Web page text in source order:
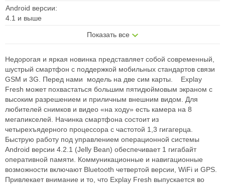
Android версии:
4.1 и выше
Показать все
Недорогая и яркая новинка представляет собой современный,
шустрый смартфон с поддержкой мобильных стандартов связи
GSM и 3G. Перед нами ­ модель на две сим­ карты. Explay
Fresh может похвастаться большим пятидюймовым экраном c
высоким разрешением и приличным внешним видом. Для
любителей снимков и видео «на ходу» есть камера на 8
мегапикселей. Начинка смартфона состоит из
четырехъядерного процессора с частотой 1,3 гигагерца.
Быструю работу под управлением операционной системы
Android версии 4.2.1 (Jelly Bean) обеспечивает 1 гигабайт
оперативной памяти. Коммуникационные и навигационные
возможности включают Bluetooth четвертой версии, Wi­Fi и GPS.
Привлекает внимание и то, что Explay Fresh выпускается во